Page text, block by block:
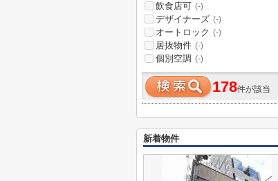
飲食店可 (-)
デザイナーズ (-)
オートロック (-)
居抜物件 (-)
個別空調 (-)
178件が該当
新着物件